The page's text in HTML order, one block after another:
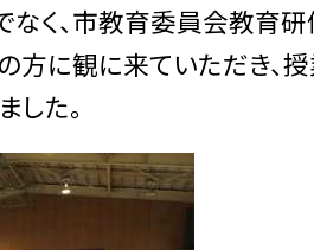
なく、市教育委員会教育
方に観に来ていただき、
した。